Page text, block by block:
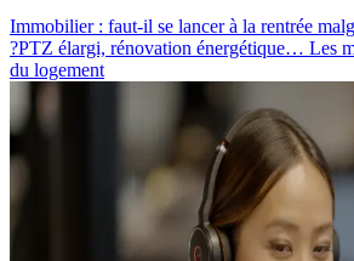
Immobilier : faut-il se lancer à la rentrée
?PTZ élargi, rénovation énergétique… Les
du logement